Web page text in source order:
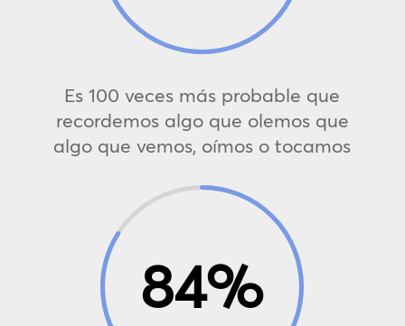
Es 100 veces más probable que
recordemos algo que olemos que
algo que vemos, oímos o tocamos
84%